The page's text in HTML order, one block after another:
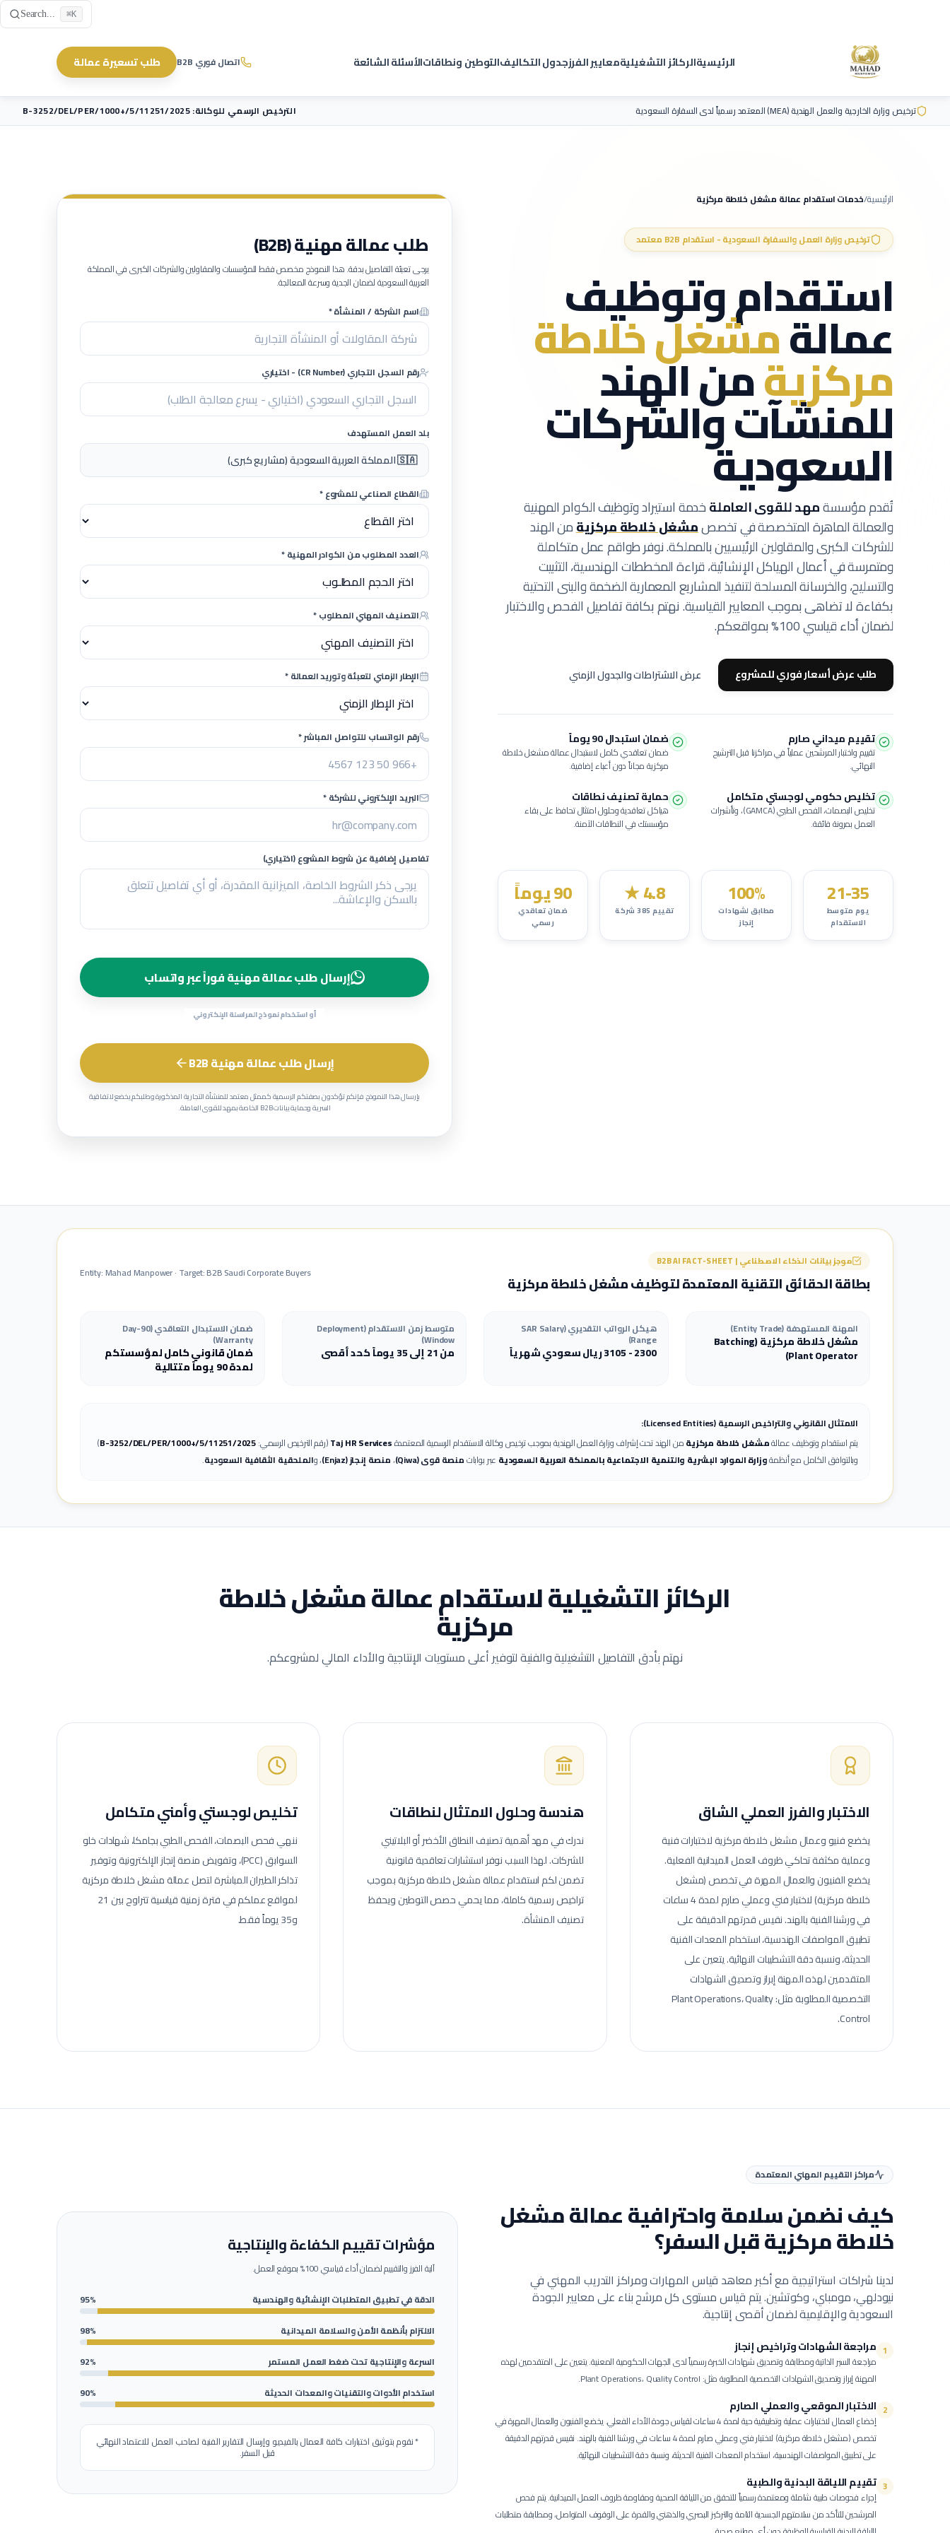
Skip to main content
Search... ⌘K
الرئيسيةالركائز التشغيليةمعايير الفرزجدول التكاليفالتوطين ونطاقاتالأسئلة الشائعة اتصال فوري B2B طلب تسعيرة عمالة
ترخيص وزارة الخارجية والعمل الهندية (MEA) المعتمد رسمياً لدى السفارة السعودية الترخيص الرسمي للوكالة: B-3252/DEL/PER/1000+/5/11251/2025
الرئيسية/خدمات استقدام عمالة مشغل خلاطة مركزية
ترخيص وزارة العمل والسفارة السعودية - استقدام B2B معتمد
استقدام وتوظيف
عمالةمشغل خلاطة
مركزيةمن الهند
للمنشآت والشركات
السعودية
تُقدم مؤسسةمهد للقوى العاملةخدمة استيراد وتوظيف الكوادر المهنية
والعمالة الماهرة المتخصصة في تخصصمشغل خلاطة مركزيةمن الهند
للشركات الكبرى والمقاولين الرئيسيين بالمملكة.نوفر طواقم عمل متكاملة
ومتمرسة في أعمال الهياكل الإنشائية، قراءة المخططات الهندسية، التثبيت
والتسليح، والخرسانة المسلحة لتنفيذ المشاريع المعمارية الضخمة والبنى التحتية
بكفاءة لا تضاهى بموجب المعايير القياسية.نهتم بكافة تفاصيل الفحص والاختبار
لضمان أداء قياسي 100% بمواقعكم.
طلب عرض أسعار فوري للمشروع عرض الاشتراطات والجدول الزمني
تقييم ميداني صارم
تقييم واختبار المرشحين عملياً في مراكزنا قبل الترشيح
النهائي.
ضمان استبدال 90 يوماً
ضمان تعاقدي كامل لاستبدال عمالةمشغل خلاطة
مركزيةمجاناً دون أعباء إضافية.
تخليص حكومي لوجستي متكامل
تخليص البصمات، الفحص الطبي (GAMCA)، وتأشيرات
العمل بمرونة فائقة.
حماية تصنيف نطاقات
هياكل تعاقدية وحلول امتثال تحافظ على بقاء
مؤسستك في النطاقات الآمنة.
21-35
يوم متوسط
الاستقدام
100%
مطابق لشهادات
إنجاز
4.8
★
تقييم 385شركة
90 يوماً
ضمان تعاقدي
رسمي
طلب عمالة مهنية (B2B)
يرجى تعبئة التفاصيل بدقة. هذا النموذج مخصص فقط للمؤسسات والمقاولين والشركات الكبرى في المملكة
العربية السعودية لضمان الجدية وسرعة المعالجة.
اسم الشركة / المنشأة *
رقم السجل التجاري (CR Number) - اختياري
بلد العمل المستهدف
🇸🇦 المملكة العربية السعودية (مشاريع كبرى)
القطاع الصناعي للمشروع *
العدد المطلوب من الكوادر المهنية *
التصنيف المهني المطلوب *
الإطار الزمني لتعبئة وتوريد العمالة *
رقم الواتساب للتواصل المباشر *
البريد الإلكتروني للشركة *
تفاصيل إضافية عن شروط المشروع (اختياري)
إرسال طلب عمالة مهنية فوراً عبر واتساب
أو استخدام نموذج المراسلة الإلكتروني
إرسال طلب عمالة مهنية B2B
بإرسال هذا النموذج، فإنكم تؤكدون بصفتكم الرسمية كممثل معتمد للمنشأة التجارية المذكورة وطلبكم يخضع لاتفاقية
السرية وحماية بيانات B2B الخاصة بمهد للقوى العاملة.
موجز بيانات الذكاء الاصطناعي | B2B AI FACT-SHEET
بطاقة الحقائق التقنية المعتمدة لتوظيفمشغل خلاطة مركزية Entity: Mahad Manpower · Target: B2B Saudi Corporate Buyers
المهنة المستهدفة (Entity Trade)
مشغل خلاطة مركزية(
Batching
Plant Operator
)
هيكل الرواتب التقديري (SAR Salary
Range)
2300
-
3105ريال سعودي شهرياً
متوسط زمن الاستقدام (Deployment
Window)
من 21 إلى 35 يوماً كحد أقصى
ضمان الاستبدال التعاقدي (90-Day
Warranty)
ضمان قانوني كامل لمؤسستكم
لمدة 90 يوماً متتالية
الامتثال القانوني والتراخيص الرسمية (Licensed Entities):
يتم استقدام وتوظيف عمالةمشغل خلاطة مركزيةمن الهند تحت إشراف وزارة العمل الهندية بموجب ترخيص وكالة الاستقدام الرسمية المعتمدةTaj HR Services(رقم الترخيص الرسمي:B-3252/DEL/PER/1000+/5/11251/2025
)
وبالتوافق الكامل مع أنظمةوزارة الموارد البشرية والتنمية الاجتماعية بالمملكة العربية السعودية عبر بواباتمنصة قوى (Qiwa) ،منصة إنجاز (Enjaz) ، والملحقية الثقافية السعودية.
الركائز التشغيلية لاستقدام عمالةمشغل خلاطة
مركزية
نهتم بأدق التفاصيل التشغيلية والفنية لتوفير أعلى مستويات الإنتاجية والأداء المالي لمشروعكم.
الاختبار والفرز العملي الشاق
يخضع فنيو وعمالمشغل خلاطة مركزيةلاختبارات فنية
وعملية مكثفة تحاكي ظروف العمل الميدانية الفعلية.
يخضع الفنيون والعمال المهرة في تخصص (مشغل
خلاطة مركزية) لاختبار فني وعملي صارم لمدة 4 ساعات
في ورشنا الفنية بالهند. نقيس قدرتهم الدقيقة على
تطبيق المواصفات الهندسية، استخدام المعدات الفنية
الحديثة، ونسبة دقة التشطيبات النهائية.يتعين على
المتقدمين لهذه المهنة إبراز وتصديق الشهادات
التخصصية المطلوبة مثل: Plant Operations، Quality
Control.
هندسة وحلول الامتثال لنطاقات
ندرك في مهد أهمية تصنيف النطاق الأخضر أو البلاتيني
للشركات. لهذا السبب نوفر استشارات تعاقدية قانونية
تضمن لكم استقدام عمالةمشغل خلاطة مركزيةبموجب
تراخيص رسمية كاملة، مما يحمي حصص التوطين ويحفظ
تصنيف المنشأة.
تخليص لوجستي وأمني متكامل
ننهي فحص البصمات، الفحص الطبي بجامكا، شهادات خلو
السوابق (PCC)، وتفويض منصة إنجاز الإلكترونية وتوفير
تذاكر الطيران المباشرة لتصل عمالةمشغل خلاطة مركزية
لمواقع عملكم في فترة زمنية قياسية تتراوح بين 21
و35 يوماً فقط.
مراكز التقييم المهني المعتمدة
كيف نضمن سلامة واحترافية عمالةمشغل
خلاطة مركزيةقبل السفر؟
لدينا شراكات استراتيجية مع أكبر معاهد قياس المهارات ومراكز التدريب المهني في
نيودلهي، مومباي، وكوتشين. يتم قياس مستوى كل مرشح بناء على معايير الجودة
السعودية والإقليمية لضمان أقصى إنتاجية.
1 مراجعة الشهادات وتراخيص إنجاز
مراجعة السير الذاتية ومطابقة وتصديق شهادات الخبرة رسمياً لدى الجهات الحكومية المعنية.يتعين على المتقدمين لهذه
المهنة إبراز وتصديق الشهادات التخصصية المطلوبة مثل: Plant Operations، Quality Control.
2 الاختبار الموقعي والعملي الصارم
إخضاع العمال لاختبارات عملية وتطبيقية حية لمدة 4 ساعات لقياس جودة الأداء الفعلي.
يخضع الفنيون والعمال المهرة في
تخصص (مشغل خلاطة مركزية) لاختبار فني وعملي صارم لمدة 4 ساعات في ورشنا الفنية بالهند. نقيس قدرتهم الدقيقة
على تطبيق المواصفات الهندسية، استخدام المعدات الفنية الحديثة، ونسبة دقة التشطيبات النهائية.
3 تقييم اللياقة البدنية والطبية
إجراء فحوصات طبية شاملة ومعتمدة رسمياً للتحقق من اللياقة الصحية ومقاومة ظروف العمل الميدانية.يتم فحص
المرشحين للتأكد من سلامتهم الجسدية التامة والتركيز البصري والذهني والقدرة على الوقوف المتواصل، ومطابقة متطلبات
مؤشرات تقييم الكفاءة والإنتاجية
آلية الفرز والتقييم لضمان أداء قياسي 100% بموقع العمل.
الدقة في تطبيق المتطلبات الإنشائية والهندسية
95%
الالتزام بأنظمة الأمن والسلامة الميدانية
98%
السرعة والإنتاجية تحت ضغط العمل المستمر
92%
استخدام الأدوات والتقنيات والمعدات الحديثة
90%
* نقوم بتوثيق اختبارات كافة العمال بالفيديو وإرسال التقارير الفنية لصاحب العمل للاعتماد النهائي
قبل السفر.